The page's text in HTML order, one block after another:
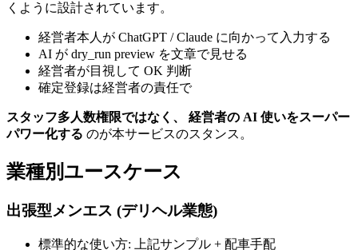
くように設計されています。
経営者本人が ChatGPT / Claude に向かって入力する
AI が dry_run preview を文章で見せる
経営者が目視して OK 判断
確定登録は経営者の責任で
スタッフ多人数権限ではなく、 経営者の AI 使いをスーパー
パワー化する のが本サービスのスタンス。
業種別ユースケース
出張型メンエス (デリヘル業態)
標準的な使い方: 上記サンプル + 配車手配